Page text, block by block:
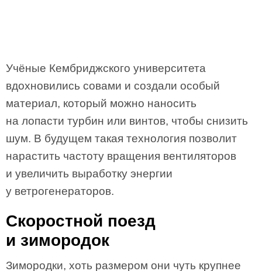
Учёные Кембриджского университета
вдохновились совами и создали особый
материал, который можно наносить
на лопасти турбин или винтов, чтобы снизить
шум. В будущем такая технология позволит
нарастить частоту вращения вентиляторов
и увеличить выработку энергии
у ветрогенераторов.
Скоростной поезд
и зимородок
Зимородки, хоть размером они чуть крупнее